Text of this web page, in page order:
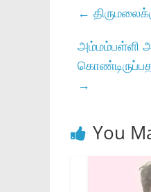
←
அம்மம்பள்ளி
→
You